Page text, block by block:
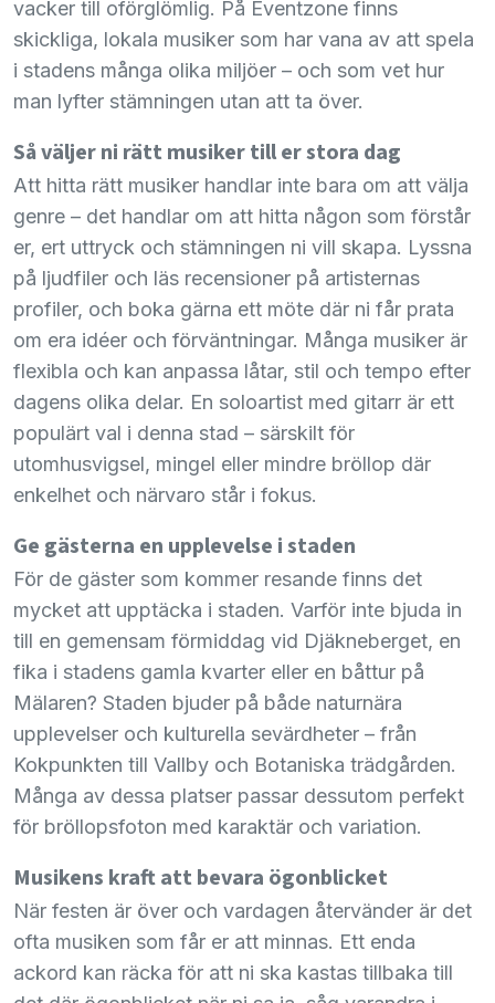
vacker till oförglömlig. På Eventzone finns
skickliga, lokala musiker som har vana av att spela
i stadens många olika miljöer – och som vet hur
man lyfter stämningen utan att ta över.
Så väljer ni rätt musiker till er stora dag
Att hitta rätt musiker handlar inte bara om att välja
genre – det handlar om att hitta någon som förstår
er, ert uttryck och stämningen ni vill skapa. Lyssna
på ljudfiler och läs recensioner på artisternas
profiler, och boka gärna ett möte där ni får prata
om era idéer och förväntningar. Många musiker är
flexibla och kan anpassa låtar, stil och tempo efter
dagens olika delar. En soloartist med gitarr är ett
populärt val i denna stad – särskilt för
utomhusvigsel, mingel eller mindre bröllop där
enkelhet och närvaro står i fokus.
Ge gästerna en upplevelse i staden
För de gäster som kommer resande finns det
mycket att upptäcka i staden. Varför inte bjuda in
till en gemensam förmiddag vid Djäkneberget, en
fika i stadens gamla kvarter eller en båttur på
Mälaren? Staden bjuder på både naturnära
upplevelser och kulturella sevärdheter – från
Kokpunkten till Vallby och Botaniska trädgården.
Många av dessa platser passar dessutom perfekt
för bröllopsfoton med karaktär och variation.
Musikens kraft att bevara ögonblicket
När festen är över och vardagen återvänder är det
ofta musiken som får er att minnas. Ett enda
ackord kan räcka för att ni ska kastas tillbaka till